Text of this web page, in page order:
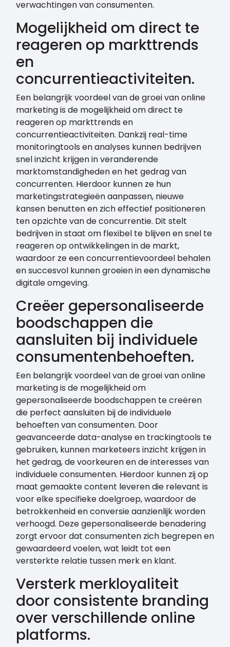
verwachtingen van consumenten.
Mogelijkheid om direct te
reageren op markttrends
en
concurrentieactiviteiten.
Een belangrijk voordeel van de groei van online
marketing is de mogelijkheid om direct te
reageren op markttrends en
concurrentieactiviteiten. Dankzij real-time
monitoringtools en analyses kunnen bedrijven
snel inzicht krijgen in veranderende
marktomstandigheden en het gedrag van
concurrenten. Hierdoor kunnen ze hun
marketingstrategieën aanpassen, nieuwe
kansen benutten en zich effectief positioneren
ten opzichte van de concurrentie. Dit stelt
bedrijven in staat om flexibel te blijven en snel te
reageren op ontwikkelingen in de markt,
waardoor ze een concurrentievoordeel behalen
en succesvol kunnen groeien in een dynamische
digitale omgeving.
Creëer gepersonaliseerde
boodschappen die
aansluiten bij individuele
consumentenbehoeften.
Een belangrijk voordeel van de groei van online
marketing is de mogelijkheid om
gepersonaliseerde boodschappen te creëren
die perfect aansluiten bij de individuele
behoeften van consumenten. Door
geavanceerde data-analyse en trackingtools te
gebruiken, kunnen marketeers inzicht krijgen in
het gedrag, de voorkeuren en de interesses van
individuele consumenten. Hierdoor kunnen zij op
maat gemaakte content leveren die relevant is
voor elke specifieke doelgroep, waardoor de
betrokkenheid en conversie aanzienlijk worden
verhoogd. Deze gepersonaliseerde benadering
zorgt ervoor dat consumenten zich begrepen en
gewaardeerd voelen, wat leidt tot een
versterkte relatie tussen merk en klant.
Versterk merkloyaliteit
door consistente branding
over verschillende online
platforms.